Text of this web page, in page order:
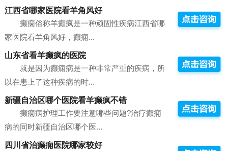
江西省哪家医院看羊角风好
癫痫俗称羊癫疯是一种顽固性疾病江西省哪
家医院看羊角风好，癫痫...
山东省看羊癫疯的医院
就是因为癫痫病是一种非常严重的疾病，所
以在患上了这种疾病的时...
新疆自治区哪个医院看羊癫疯不错
癫痫病护理工作要注意哪些问题?治疗癫痫
病的同时新疆自治区哪个医...
四川省治癫痫医院哪家较好